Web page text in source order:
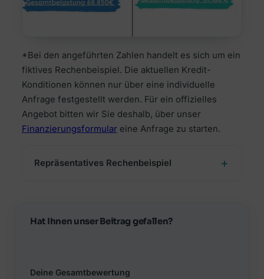
*Bei den angeführten Zahlen handelt es sich um ein
fiktives Rechenbeispiel. Die aktuellen Kredit-
Konditionen können nur über eine individuelle
Anfrage festgestellt werden. Für ein offizielles
Angebot bitten wir Sie deshalb, über unser
Finanzierungsformular eine Anfrage zu starten.
Repräsentatives Rechenbeispiel
Hat Ihnen unser Beitrag gefallen?
Deine Gesamtbewertung